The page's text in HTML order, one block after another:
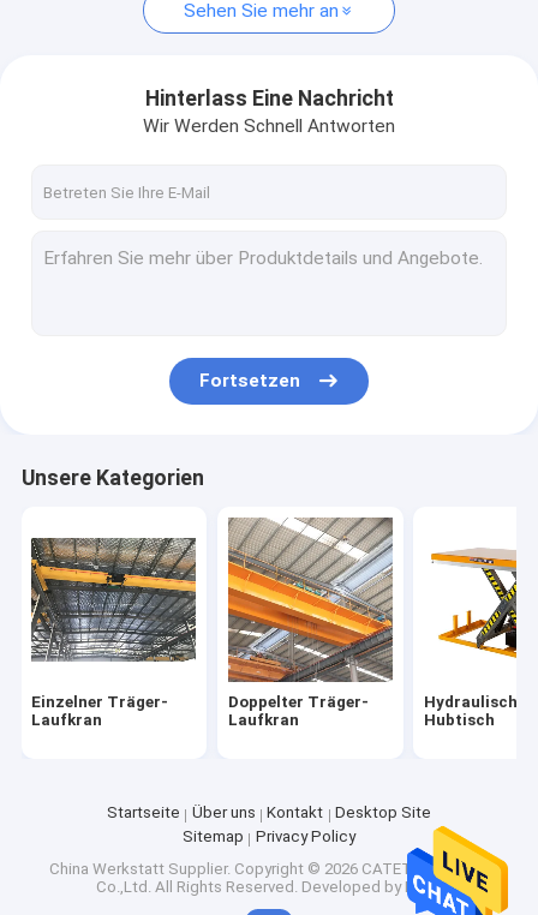
Sehen Sie mehr an
Hinterlass Eine Nachricht
Wir Werden Schnell Antworten
Fortsetzen
Unsere Kategorien
Einzelner Träger-
Laufkran
Doppelter Träger-
Laufkran
Hydraulisch
Hubtisch
Startseite Über uns Kontakt
Desktop Site
Sitemap
Privacy Policy
China Werkstatt Supplier. Copyright © 2026 CATET Machinery
Co.,Ltd. All Rights Reserved. Developed by ECER